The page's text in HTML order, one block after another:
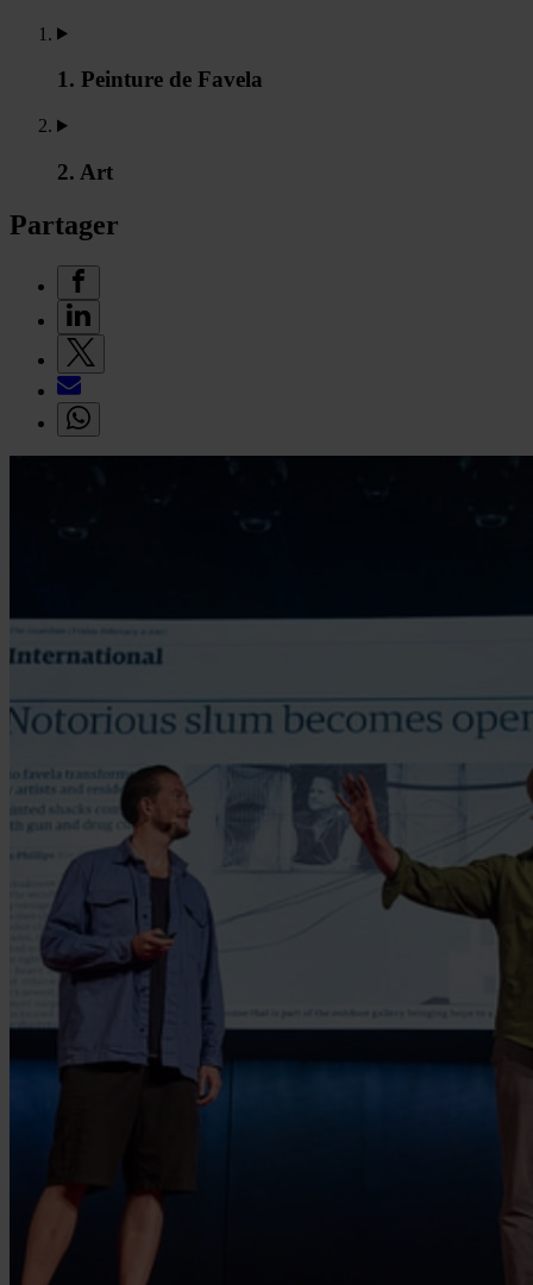
1. Peinture de Favela
2. Art
Partager